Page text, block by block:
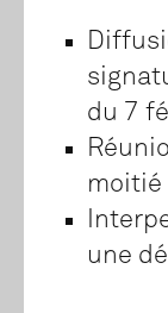
du 7
moitié
une